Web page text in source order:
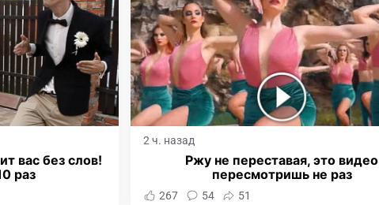
вас без слов!
раз
2 ч. назад
Ржу не переставая, это видео
пересмотришь не раз
267 54 51